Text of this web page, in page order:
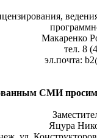
Макаренко
тел. 8
эл.почта:
СМИ просим
Яцура